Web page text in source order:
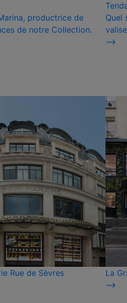
productrice de
de notre Collection.
Quel
⟶
Rue de Sèvres
La
⟶